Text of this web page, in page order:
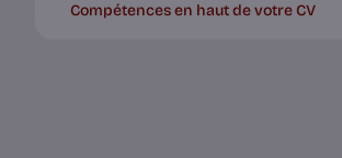
Compétences en haut de votre CV